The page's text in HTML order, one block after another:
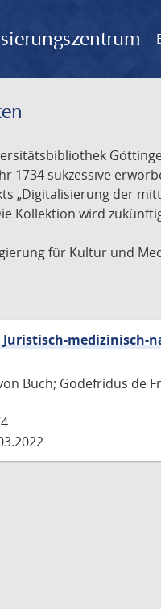
1734 sukzessive
„Digitalisierung der
Kollektion wird
für Kultur und
Juristisch-
Buch; Godefridus de